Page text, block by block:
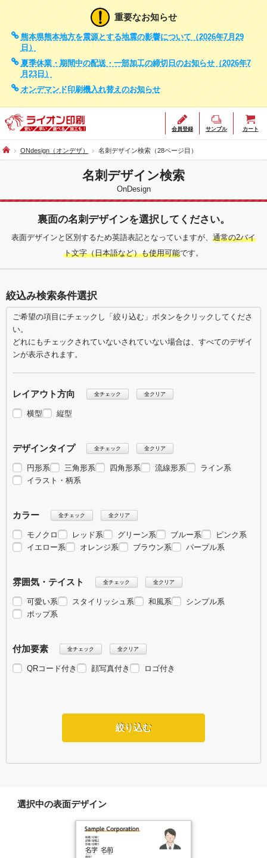
重要なお知らせ
熊本県熊本地方を震源とする地震の影響について（2026年7月29
日）
夏季休業・期間中の配送・一部加工の締切日のお知らせ（2026年7
月23日）
オンデマンド印刷機入れ替えのお知らせ
会員登録 サンプル カート
ONdesign（オンデザ） 名刺デザイン検索（28ページ目）
名刺デザイン検索
OnDesign
裏面の名刺デザインを選択してください。
表面デザインと区別するため英語表記となっていますが、 通常の2バイ
ト文字（日本語など）も使用可能です。
絞込み検索条件選択
ご希望の項目にチェックし「絞り込む」ボタンをクリックしてくださ
い。
どれにもチェックされていないされていない場合は、すべてのデザイ
ンが表示されます。
レイアウト方向 全チェック 全クリア
横型 縦型
デザインタイプ 全チェック 全クリア
円形系 三角形系 四角形系 流線形系
ライン系
イラスト・柄系
カラー 全チェック 全クリア
モノクロ レッド系 グリーン系 ブルー系
ピンク系
イエロー系
オレンジ系 ブラウン系 パープル系
雰囲気・テイスト 全チェック 全クリア
可愛い系 スタイリッシュ系 和風系
シンプル系
ポップ系
付加要素 全チェック 全クリア
QRコード付き 顔写真付き ロゴ付き
絞り込む
選択中の表面デザイン